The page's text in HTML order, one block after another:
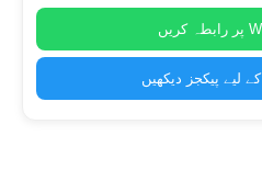
کے لیے پیکجز دیکھیں